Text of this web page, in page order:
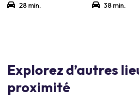
28 min.
38 min.
Explorez d’autres
proximité